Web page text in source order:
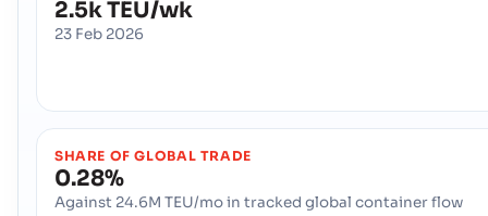
รหัสไปรษณีย์ :-
รหัสพอร์ต :
Nekso
ท าเร อ
2.5k TEU/wk
23 Feb 2026
SHARE OF GLOBAL TRADE
0.28%
Against 24.6M TEU/mo in tracked global container flow